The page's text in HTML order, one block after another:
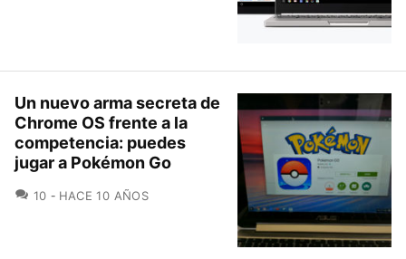
Un nuevo arma secreta de
Chrome OS frente a la
competencia: puedes
jugar a Pokémon Go
10 COMENTARIOS
HACE 10 AÑOS